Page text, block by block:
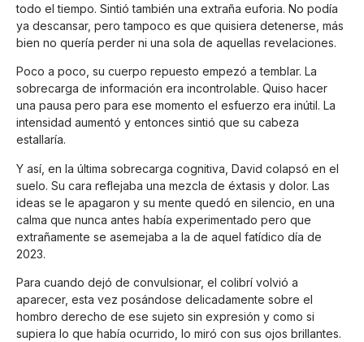
todo el tiempo. Sintió también una extraña euforia. No podía
ya descansar, pero tampoco es que quisiera detenerse, más
bien no quería perder ni una sola de aquellas revelaciones.
Poco a poco, su cuerpo repuesto empezó a temblar. La
sobrecarga de información era incontrolable. Quiso hacer
una pausa pero para ese momento el esfuerzo era inútil. La
intensidad aumentó y entonces sintió que su cabeza
estallaría.
Y así, en la última sobrecarga cognitiva, David colapsó en el
suelo. Su cara reflejaba una mezcla de éxtasis y dolor. Las
ideas se le apagaron y su mente quedó en silencio, en una
calma que nunca antes había experimentado pero que
extrañamente se asemejaba a la de aquel fatídico día de
2023.
Para cuando dejó de convulsionar, el colibrí volvió a
aparecer, esta vez posándose delicadamente sobre el
hombro derecho de ese sujeto sin expresión y como si
supiera lo que había ocurrido, lo miró con sus ojos brillantes.